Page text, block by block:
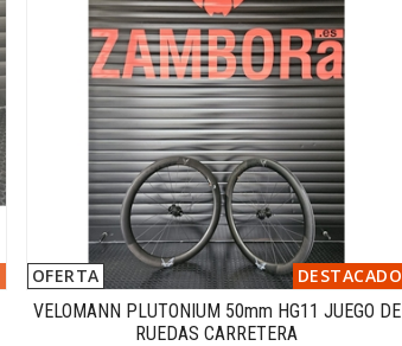
OFERTA
DESTACADO
VELOMANN PLUTONIUM 50mm HG11 JUEGO DE
RUEDAS CARRETERA